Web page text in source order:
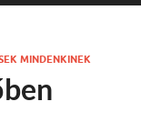
MINDENKINEK